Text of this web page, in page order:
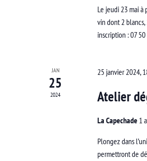
Le jeudi 23 mai
vin dont 2
inscription : 07
JAN
25
2024
25 janvier 2024,
Atelier
La Capechade 1
Plongez dans
permettront de